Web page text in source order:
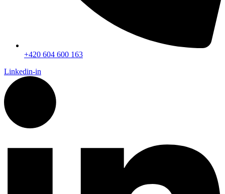
+420 604 600 163
Linkedin-in